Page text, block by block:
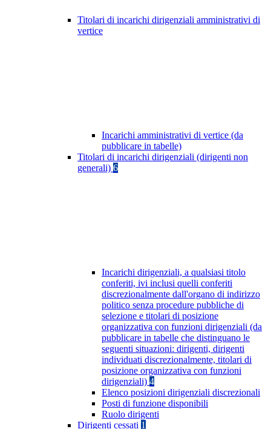
Titolari di incarichi dirigenziali amministrativi di
vertice
Incarichi amministrativi di vertice (da
pubblicare in tabelle)
Titolari di incarichi dirigenziali (dirigenti non
generali) 6
Incarichi dirigenziali, a qualsiasi titolo
conferiti, ivi inclusi quelli conferiti
discrezionalmente dall'organo di indirizzo
politico senza procedure pubbliche di
selezione e titolari di posizione
organizzativa con funzioni dirigenziali (da
pubblicare in tabelle che distinguano le
seguenti situazioni: dirigenti, dirigenti
individuati discrezionalmente, titolari di
posizione organizzativa con funzioni
dirigenziali) 4
Elenco posizioni dirigenziali discrezionali
Posti di funzione disponibili
Ruolo dirigenti
Dirigenti cessati 1